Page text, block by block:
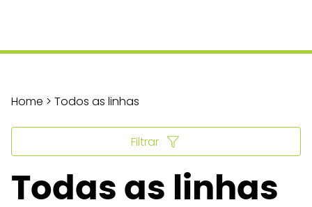
Todas as linhas
Home > Todos as linhas
Filtrar